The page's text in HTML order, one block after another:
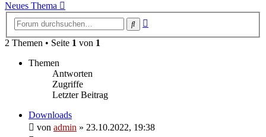
Neues Thema
Suche
2 Themen • Seite 1 von 1
Themen
Antworten
Zugriffe
Letzter Beitrag
Downloads
von admin » 23.10.2022, 19:38